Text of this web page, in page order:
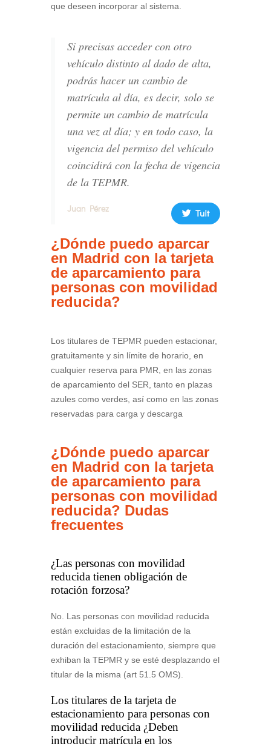
que deseen incorporar al sistema.
Si precisas acceder con otro
vehículo distinto al dado de alta,
podrás hacer un cambio de
matrícula al día, es decir, solo se
permite un cambio de matrícula
una vez al día; y en todo caso, la
vigencia del permiso del vehículo
coincidirá con la fecha de vigencia
de la TEPMR.
Juan Pérez Tuit
¿Dónde puedo aparcar
en Madrid con la tarjeta
de aparcamiento para
personas con movilidad
reducida?
Los titulares de TEPMR pueden estacionar,
gratuitamente y sin límite de horario, en
cualquier reserva para PMR, en las zonas
de aparcamiento del SER, tanto en plazas
azules como verdes, así como en las zonas
reservadas para carga y descarga
¿Dónde puedo aparcar
en Madrid con la tarjeta
de aparcamiento para
personas con movilidad
reducida? Dudas
frecuentes
¿Las personas con movilidad
reducida tienen obligación de
rotación forzosa?
No. Las personas con movilidad reducida
están excluidas de la limitación de la
duración del estacionamiento, siempre que
exhiban la TEPMR y se esté desplazando el
titular de la misma (art 51.5 OMS).
Los titulares de la tarjeta de
estacionamiento para personas con
movilidad reducida ¿Deben
introducir matrícula en los